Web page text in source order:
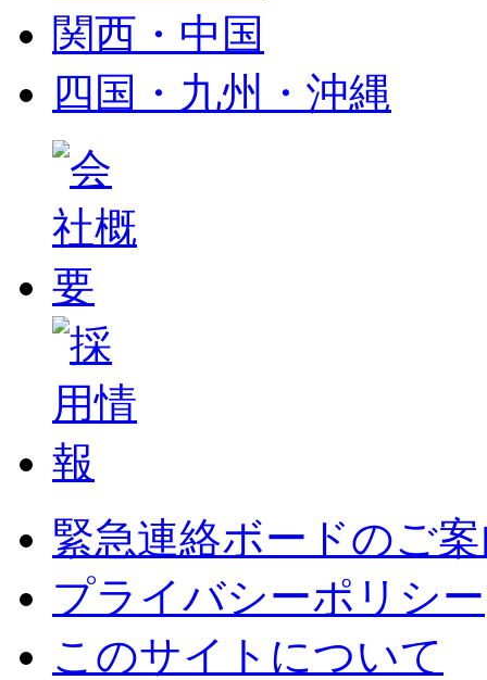
関西・中国
四国・九州・沖縄
緊急連絡ボードのご
プライバシーポリシー
このサイトについて